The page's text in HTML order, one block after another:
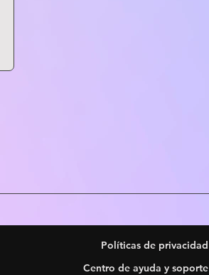
Políticas de privacidad
Centro de ayuda y soporte